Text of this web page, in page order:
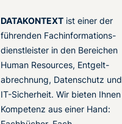
DATAKONTEXT ist einer der
führenden Fachinformations-
dienstleister in den Bereichen
Human Resources, Entgelt-
abrechnung, Datenschutz und
IT-Sicherheit. Wir bieten Ihnen
Kompetenz aus einer Hand: